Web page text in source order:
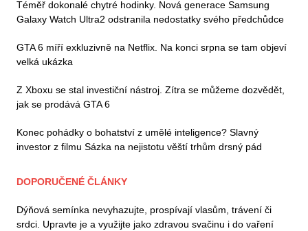
Téměř dokonalé chytré hodinky. Nová generace Samsung
Galaxy Watch Ultra2 odstranila nedostatky svého předchůdce
GTA 6 míří exkluzivně na Netflix. Na konci srpna se tam objeví
velká ukázka
Z Xboxu se stal investiční nástroj. Zítra se můžeme dozvědět,
jak se prodává GTA 6
Konec pohádky o bohatství z umělé inteligence? Slavný
investor z filmu Sázka na nejistotu věští trhům drsný pád
DOPORUČENÉ ČLÁNKY
Dýňová semínka nevyhazujte, prospívají vlasům, trávení či
srdci. Upravte je a využijte jako zdravou svačinu i do vaření